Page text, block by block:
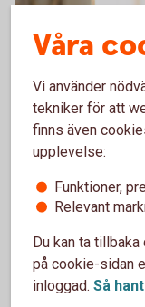
Ansök
Blankett för
Blankett
Våra
Vi använder
tekniker för att
finns även
upplevelse:
Funktioner,
Relevant
Du kan ta
på cookie-sidan
inloggad. Så